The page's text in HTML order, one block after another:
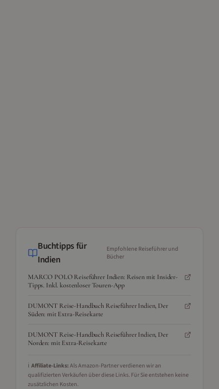
Buchtipps für
Indien
Empfohlene Reiseführer und
Bücher
MARCO POLO Reiseführer Indien: Reisen mit Insider-
Tipps. Inkl. kostenloser Touren-App
DUMONT Reise-Handbuch Reiseführer Indien, Der
Süden: mit Extra-Reisekarte
DUMONT Reise-Handbuch Reiseführer Indien, Der
Norden: mit Extra-Reisekarte
ℹ️ Affiliate-Links:Als Amazon-Partner verdienen wir an
qualifizierten Verkäufen über diese Links. Für Sie entstehen keine
zusätzlichen Kosten.